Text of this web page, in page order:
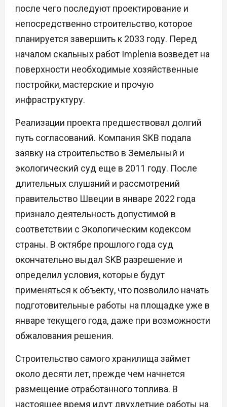
после чего последуют проектирование и
непосредственно строительство, которое
планируется завершить к 2033 году. Перед
началом скальных работ Implenia возведет на
поверхности необходимые хозяйственные
постройки, мастерские и прочую
инфраструктуру.
Реализации проекта предшествовал долгий
путь согласований. Компания SKB подала
заявку на строительство в Земельный и
экологический суд еще в 2011 году. После
длительных слушаний и рассмотрений
правительство Швеции в январе 2022 года
признало деятельность допустимой в
соответствии с Экологическим кодексом
страны. В октябре прошлого года суд
окончательно выдал SKB разрешение и
определил условия, которые будут
применяться к объекту, что позволило начать
подготовительные работы на площадке уже в
январе текущего года, даже при возможности
обжалования решения.
Строительство самого хранилища займет
около десяти лет, прежде чем начнется
размещение отработанного топлива. В
настоящее время идут двухлетние работы на